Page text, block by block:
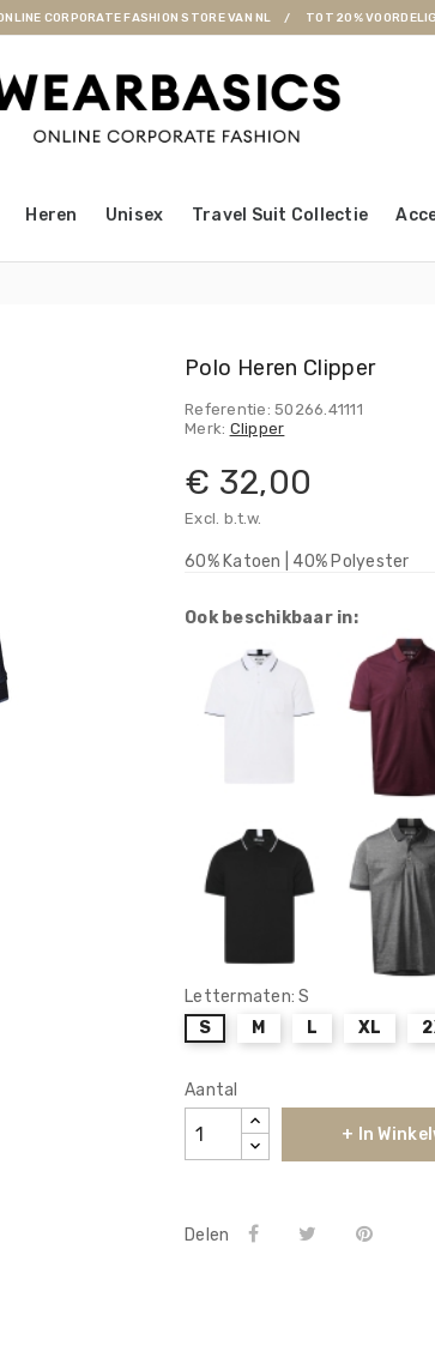
CORPORATE FASHION STORE VAN NL TOT 20%
Heren Unisex Travel Suit Collectie
Polo Heren Clipper
Referentie: 50266.41111
Merk: Clipper
€ 32,00
Excl. b.t.w.
60% Katoen | 40% Polyester
Ook beschikbaar in:
Lettermaten: S
S
M L XL
Aantal
+ In
Delen